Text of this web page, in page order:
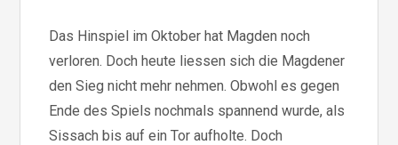
Das Hinspiel im Oktober hat Magden noch
verloren. Doch heute liessen sich die Magdener
den Sieg nicht mehr nehmen. Obwohl es gegen
Ende des Spiels nochmals spannend wurde, als
Sissach bis auf ein Tor aufholte. Doch